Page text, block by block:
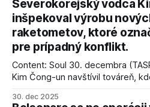
Severokórejský vodca
inšpekoval výrobu
raketometov, ktoré
pre prípadný konflikt.
Content: Soul 30. decembra
Kim Čong-un navštívil továreň,
schopnosti. Informovali o tom
30. dec 2025